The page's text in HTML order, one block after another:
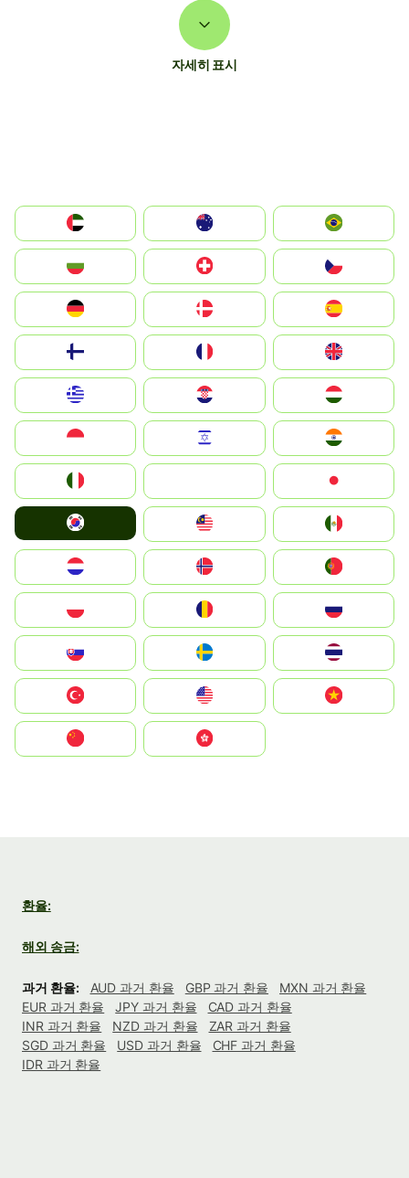
자세히 표시
الإمارات العربية المتحدة
Switzerland
Deutschland
United Kingdom
Magyarország
South Korea
United States
中國香港特別行政區
환율:
해외 송금:
과거 환율: AUD 과거 환율 GBP 과거 환율
MXN 과거 환율
EUR 과거 환율
JPY 과거 환율
CAD 과거 환율
INR 과거 환율
NZD 과거 환율
ZAR 과거 환율
SGD 과거 환율
USD 과거 환율
CHF 과거 환율
IDR 과거 환율